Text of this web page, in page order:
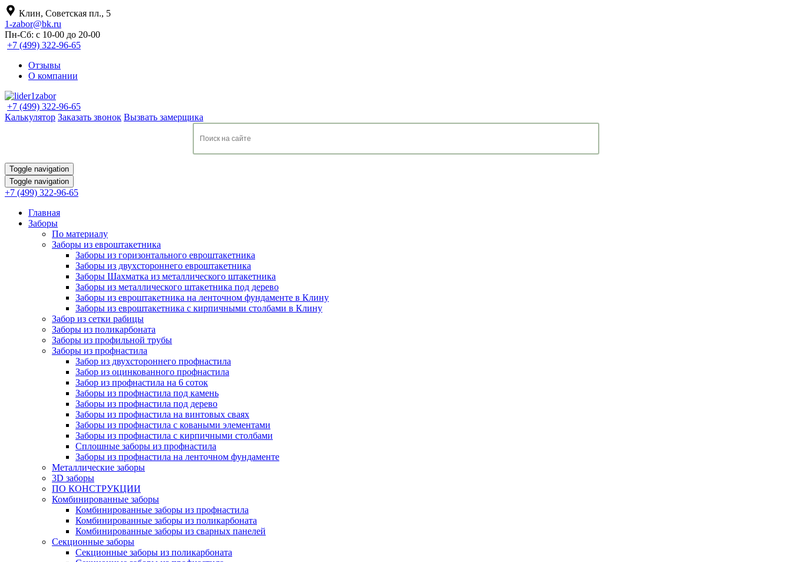
Клин, Советская пл., 5
1-zabor@bk.ru
Пн-Сб: с 10-00 до 20-00
+7 (499) 322-96-65
Отзывы
О компании
+7 (499) 322-96-65
Калькулятор Заказать звонок Вызвать замерщика
Toggle navigation
Toggle navigation
+7 (499) 322-96-65
Главная
Заборы
По материалу
Заборы из евроштакетника
Заборы из горизонтального евроштакетника
Заборы из двухстороннего евроштакетника
Заборы Шахматка из металлического штакетника
Заборы из металлического штакетника под дерево
Заборы из евроштакетника на ленточном фундаменте в Клину
Заборы из евроштакетника с кирпичными столбами в Клину
Забор из сетки рабицы
Заборы из поликарбоната
Заборы из профильной трубы
Заборы из профнастила
Забор из двухстороннего профнастила
Забор из оцинкованного профнастила
Забор из профнастила на 6 соток
Заборы из профнастила под камень
Заборы из профнастила под дерево
Заборы из профнастила на винтовых сваях
Заборы из профнастила с коваными элементами
Заборы из профнастила с кирпичными столбами
Сплошные заборы из профнастила
Заборы из профнастила на ленточном фундаменте
Металлические заборы
3D заборы
ПО КОНСТРУКЦИИ
Комбинированные заборы
Комбинированные заборы из профнастила
Комбинированные заборы из поликарбоната
Комбинированные заборы из сварных панелей
Секционные заборы
Секционные заборы из поликарбоната